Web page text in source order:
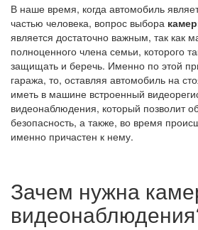
В наше время, когда автомобиль
частью человека, вопрос выбора
является достаточно важным, так как
полноценного члена семьи, которого
защищать и беречь. Именно по этой
гаража, то, оставляя автомобиль на
иметь в машине встроенный
видеонаблюдения, который позволит
безопасность, а также, во время
именно причастен к нему.
Зачем нужна